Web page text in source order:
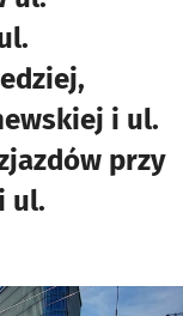
i ul.
przy
ul.